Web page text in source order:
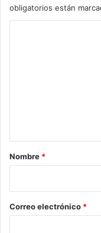
obligatorios están
r
*
Nombre *
Correo electrónico *